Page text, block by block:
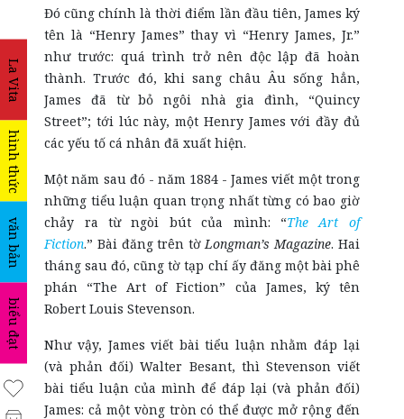
La Vita
hình thức
văn bản
biểu đạt
Đó cũng chính là thời điểm lần đầu tiên, James ký
tên là “Henry James” thay vì “Henry James, Jr.”
như trước: quá trình trở nên độc lập đã hoàn
thành. Trước đó, khi sang châu Âu sống hẳn,
James đã từ bỏ ngôi nhà gia đình, “Quincy
Street”; tới lúc này, một Henry James với đầy đủ
các yếu tố cá nhân đã xuất hiện.
Một năm sau đó - năm 1884 - James viết một trong
những tiểu luận quan trọng nhất từng có bao giờ
chảy ra từ ngòi bút của mình: “The Art of
Fiction.” Bài đăng trên tờLongman’s Magazine. Hai
tháng sau đó, cũng tờ tạp chí ấy đăng một bài phê
phán “The Art of Fiction” của James, ký tên
Robert Louis Stevenson.
Như vậy, James viết bài tiểu luận nhằm đáp lại
(và phản đối) Walter Besant, thì Stevenson viết
bài tiểu luận của mình để đáp lại (và phản đối)
James: cả một vòng tròn có thể được mở rộng đến